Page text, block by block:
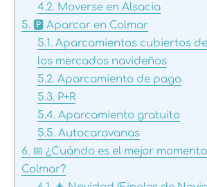
4.2.Moverse en Alsacia
5. 🅿️ Aparcar en Colmar
5.1.Aparcamientos cubiertos
los mercados navideños
5.2.Aparcamiento de pago
5.3.P+R
5.4.Aparcamiento gratuito
5.5.Autocaravanas
6. 📅 ¿Cuándo es el mejor
Colmar?